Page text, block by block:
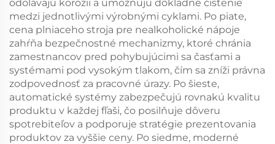
odolávajú korózii a umožňujú dôkladné čistenie
medzi jednotlivými výrobnými cyklami. Po piate,
cena plniaceho stroja pre nealkoholické nápoje
zahŕňa bezpečnostné mechanizmy, ktoré chránia
zamestnancov pred pohybujúcimi sa časťami a
systémami pod vysokým tlakom, čím sa zníži právna
zodpovednosť za pracovné úrazy. Po šieste,
automatické systémy zabezpečujú rovnakú kvalitu
produktu v každej fľaši, čo posilňuje dôveru
spotrebiteľov a podporuje stratégie prezentovania
produktov za vyššie ceny. Po siedme, moderné